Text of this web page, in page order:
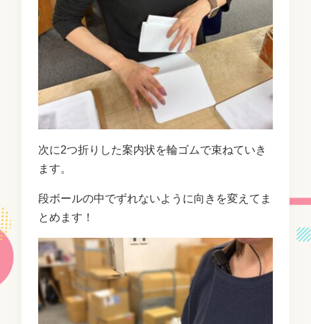
次に2つ折りした案内状を輪ゴムで束ねていき
ます。
段ボールの中でずれないように向きを変えてま
とめます！